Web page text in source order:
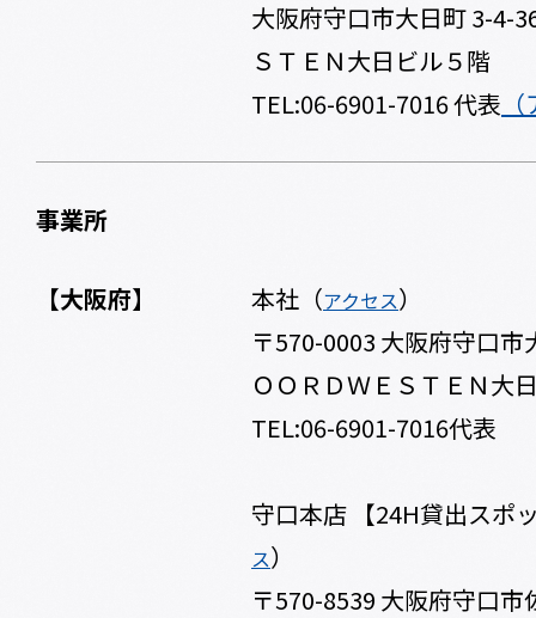
大阪府守口市大日町 3-4-
ＳＴＥＮ大日ビル５階
TEL:06-6901-7016 代表
事業所
【大阪府】 本社（アクセス）
〒570-0003 大阪府守口
ＯＯＲＤＷＥＳＴＥＮ大
TEL:06-6901-7016代表
守口本店 【24H貸出スポ
ス）
〒570-8539 大阪府守口市